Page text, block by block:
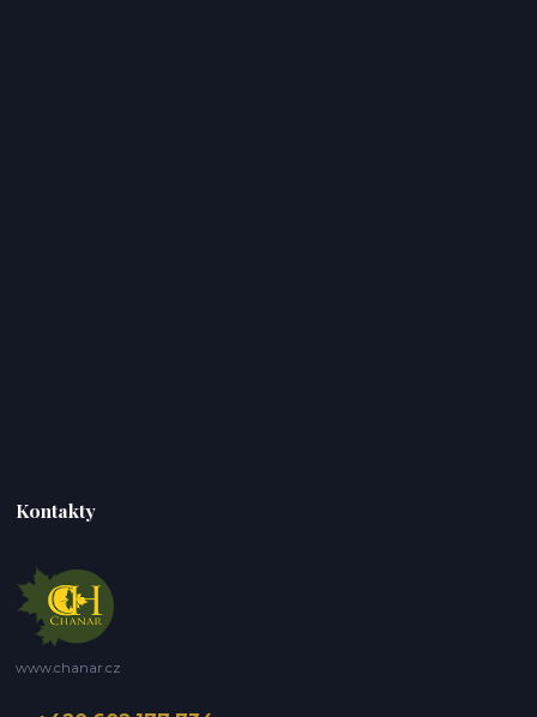
Kontakty
www.chanar.cz